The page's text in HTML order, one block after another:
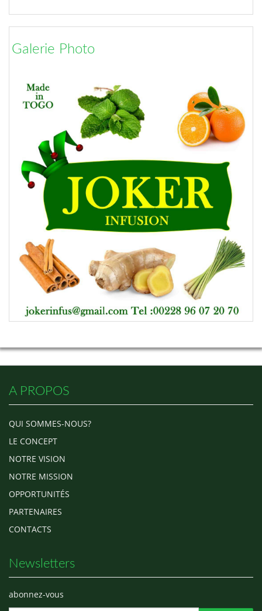
Galerie Photo
A PROPOS
QUI SOMMES-NOUS?
LE CONCEPT
NOTRE VISION
NOTRE MISSION
OPPORTUNITÉS
PARTENAIRES
CONTACTS
Newsletters
abonnez-vous